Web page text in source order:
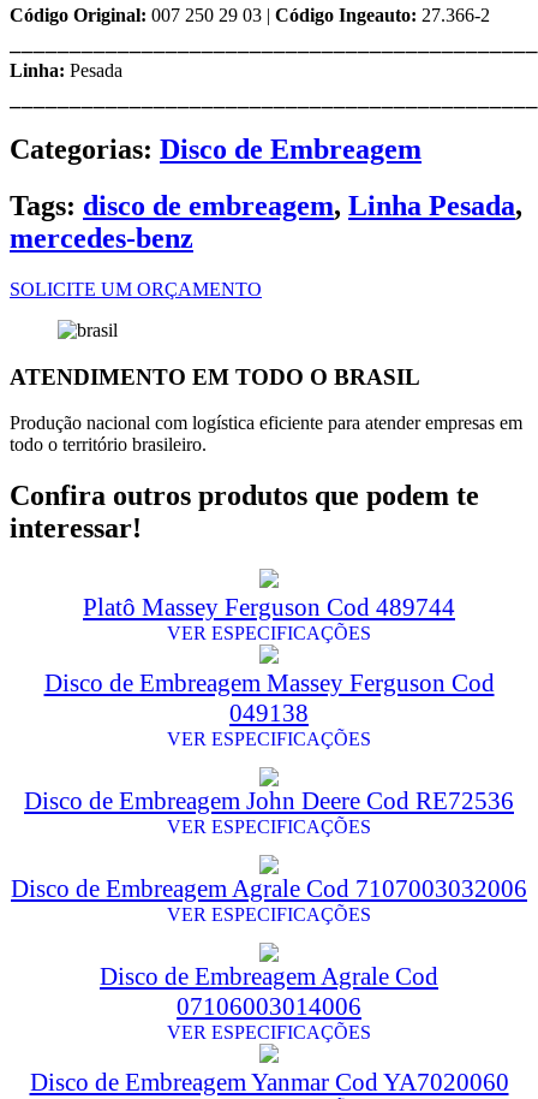
Código Original: 007 250 29 03 | Código Ingeauto: 27.366-2
Linha: Pesada
Categorias: Disco de Embreagem
Tags: disco de embreagem, Linha Pesada,
mercedes-benz
SOLICITE UM ORÇAMENTO
ATENDIMENTO EM TODO O BRASIL
Produção nacional com logística eficiente para atender empresas em
todo o território brasileiro.
Confira outros produtos que podem te
interessar!
Platô Massey Ferguson Cod 489744
VER ESPECIFICAÇÕES
Disco de Embreagem Massey Ferguson Cod
049138
VER ESPECIFICAÇÕES
Disco de Embreagem John Deere Cod RE72536
VER ESPECIFICAÇÕES
Disco de Embreagem Agrale Cod 7107003032006
VER ESPECIFICAÇÕES
Disco de Embreagem Agrale Cod
07106003014006
VER ESPECIFICAÇÕES
Disco de Embreagem Yanmar Cod YA7020060